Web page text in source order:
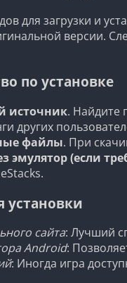
для загрузки и
версии.
по установке
источник. Найдите
других
файлы. При
эмулятор (если
установки
сайта: Лучший
Android:
: Иногда игра